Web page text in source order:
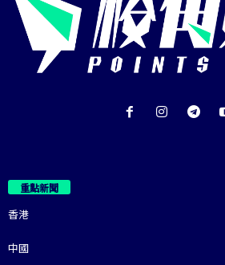
重點新聞
香港
中國